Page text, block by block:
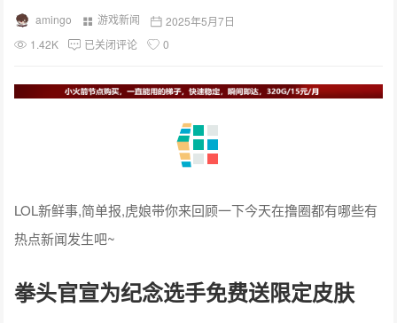
amingo 游戏新闻
2025年5月7日
1.42K
已关闭评论 0
LOL新鲜事,简单报,虎娘带你来回顾一下今天在撸圈都有哪些有
热点新闻发生吧~
拳头官宣为纪念选手免费送限定皮肤